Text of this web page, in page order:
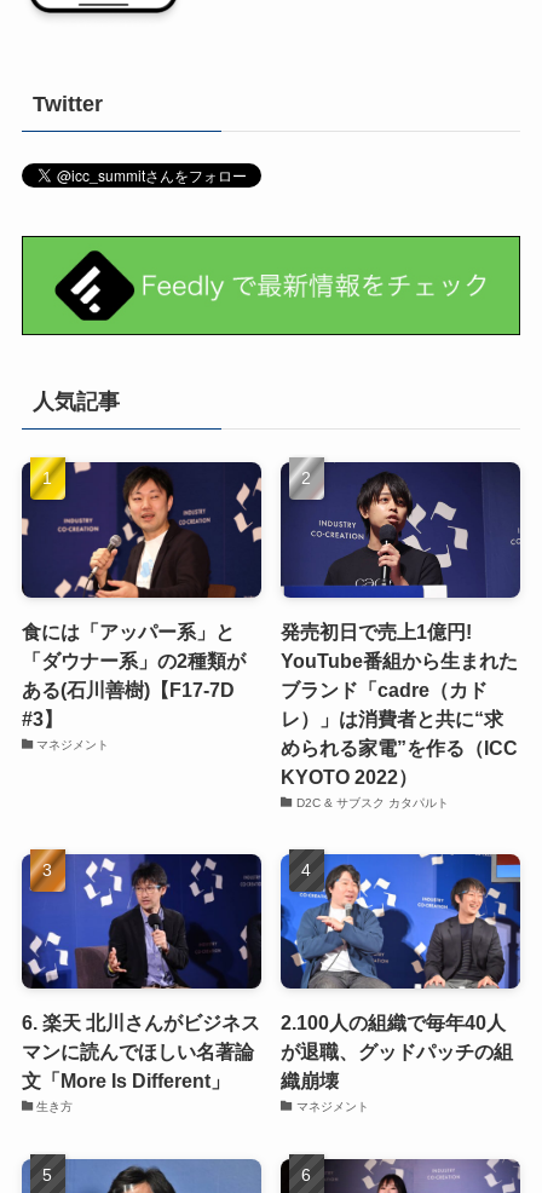
Twitter
人気記事
食には「アッパー系」と
「ダウナー系」の2種類が
ある(石川善樹)【F17-7D
#3】
マネジメント
発売初日で売上1億円!
YouTube番組から生まれた
ブランド「cadre（カド
レ）」は消費者と共に“求
められる家電”を作る（ICC
KYOTO 2022）
D2C & サブスク カタパルト
6. 楽天 北川さんがビジネス
マンに読んでほしい名著論
文「More Is Different」
生き方
2.100人の組織で毎年40人
が退職、グッドパッチの組
織崩壊
マネジメント